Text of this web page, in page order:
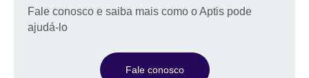
Fale conosco e saiba mais como o Aptis pode
ajudá-lo
Fale conosco